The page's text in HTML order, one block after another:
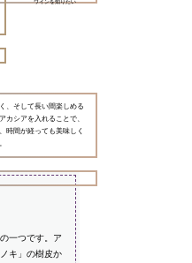
ワインを知りたい
、そして長い間楽しめる
カシアを入れることで、
時間が経っても美味しく
一つです。ア
キ」の樹皮か